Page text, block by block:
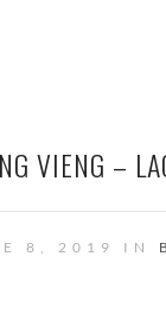
VIENG –
8, 2019 IN